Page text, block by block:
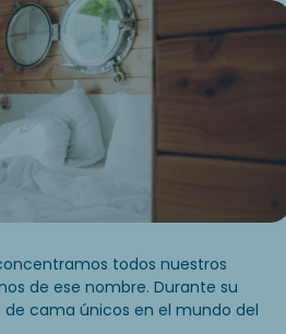
todos nuestros
de ese nombre. Durante su
de cama únicos en el mundo del